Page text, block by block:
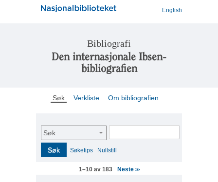
English
Bibliografi
Den internasjonale Ibsen-
bibliografien
Søk Verkliste Om bibliografien
Søk
Søk Søketips Nullstill
1–10 av 183 Neste >>